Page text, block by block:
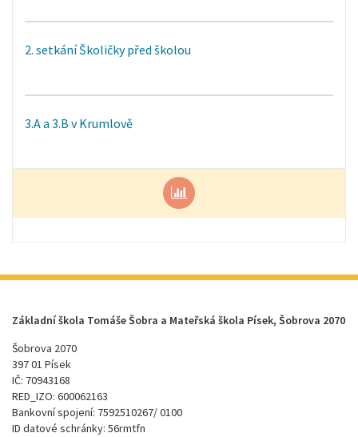
2. setkání Školičky před školou
3.A a 3.B v Krumlově
Základní škola Tomáše Šobra a Mateřská škola Písek, Šobrova 2070
Šobrova 2070
397 01 Písek
IČ: 70943168
RED_IZO: 600062163
Bankovní spojení: 7592510267/ 0100
ID datové schránky: 56rmtfn